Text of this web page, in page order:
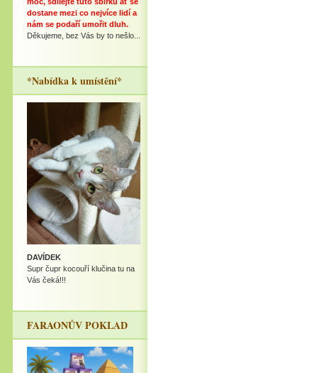
dostane mezi co nejvíce lidí a
nám se podaří umořit dluh.
Děkujeme, bez Vás by to nešlo...
*Nabídka k umístění*
DAVÍDEK
Supr čupr kocouří klučina tu na
Vás čeká!!!
FARAONŮV POKLAD